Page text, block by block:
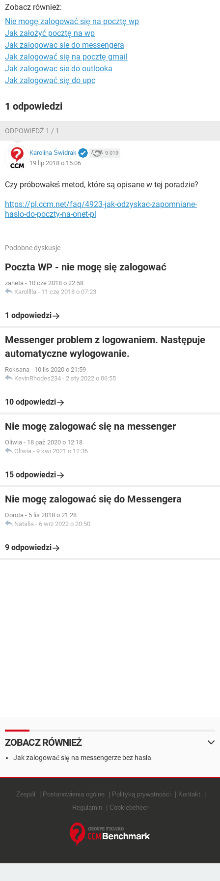
WINDOWS 10
Zobacz również:
Nie mogę zalogować się na pocztę wp
Jak założyć pocztę na wp
Jak zalogowac sie do messengera
Jak zalogować się na pocztę gmail
Jak zalogowac sie do outlooka
Jak zalogować się do upc
1 odpowiedzi
ODPOWIEDŹ 1 / 1
Karolina Świdrak 9 019
19 lip 2018 o 15:06
Czy próbowałeś metod, które są opisane w tej poradzie?
https://pl.ccm.net/faq/4923-jak-odzyskac-zapomniane-
haslo-do-poczty-na-onet-pl
Podobne dyskusje
Poczta WP - nie mogę się zalogować
zaneta - 10 cze 2018 o 22:58
Karolllla - 11 cze 2018 o 07:23
1 odpowiedzi
Messenger problem z logowaniem. Następuje
automatyczne wylogowanie.
Roksana - 10 lis 2020 o 21:59
KevinRhodes234 - 2 sty 2022 o 06:55
10 odpowiedzi
Nie mogę zalogować się na messenger
Oliwia - 18 paź 2020 o 12:18
Oliwia - 9 kwi 2021 o 12:36
15 odpowiedzi
Nie mogę zalogować się do Messengera
Dorota - 5 lis 2018 o 21:28
Natalia - 6 wrz 2022 o 20:50
9 odpowiedzi
ZOBACZ RÓWNIEŻ
Jak zalogować się na messengerze bez hasła
Zespół Postanowienia ogólne Polityką prywatności
Kontakt
Regulamin
Cookiebeheer